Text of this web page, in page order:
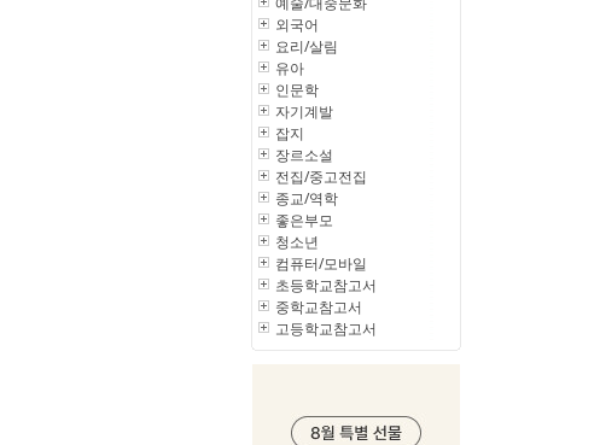
외국어
요리/살림
유아
인문학
자기계발
잡지
장르소설
전집/중고전집
종교/역학
좋은부모
청소년
컴퓨터/모바일
초등학교참고서
중학교참고서
고등학교참고서